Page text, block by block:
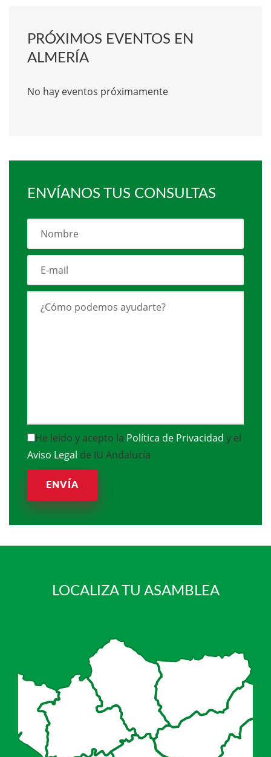
PRÓXIMOS EVENTOS EN
ALMERÍA
No hay eventos próximamente
ENVÍANOS TUS CONSULTAS
He leido y acepto la Política de Privacidad y el
Aviso Legal de IU Andalucía
ENVÍA
LOCALIZA TU ASAMBLEA